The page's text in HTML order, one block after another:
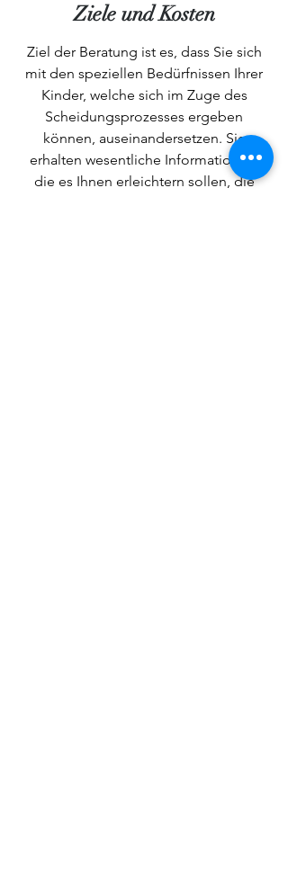
Ziel der Beratung ist es, dass Sie sich
mit den speziellen Bedürfnissen Ihrer
Kinder, welche sich im Zuge des
Scheidungsprozesses ergeben
können, auseinandersetzen. Sie
erhalten wesentliche Informationen,
die es Ihnen erleichtern sollen, die
Ziele und Kosten